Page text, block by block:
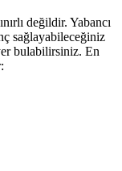
değildir. Yabancı
sağlayabileceğiniz
bulabilirsiniz. En